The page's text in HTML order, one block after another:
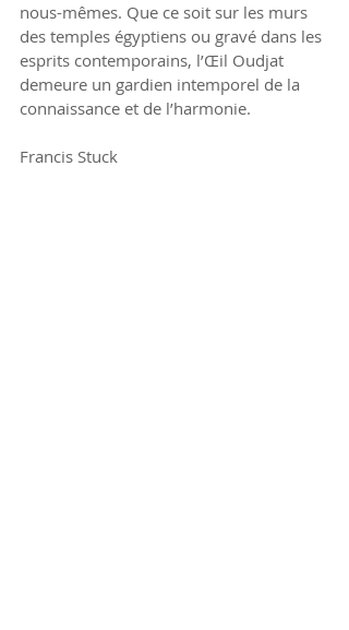
nous-mêmes. Que ce soit sur les murs
des temples égyptiens ou gravé dans les
esprits contemporains, l’Œil Oudjat
demeure un gardien intemporel de la
connaissance et de l’harmonie.
Francis Stuck